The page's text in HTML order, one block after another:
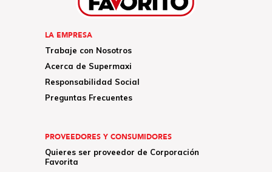
LA EMPRESA
Trabaje con Nosotros
Acerca de Supermaxi
Responsabilidad Social
Preguntas Frecuentes
PROVEEDORES Y CONSUMIDORES
Quieres ser proveedor de Corporación
Favorita